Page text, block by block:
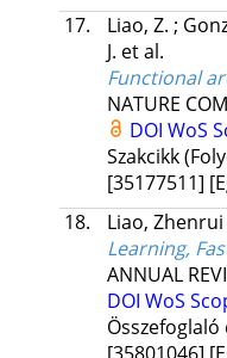
17.
Liao, Z. ;
J. et al.
Functional
NATURE
DOI WoS
Szakcikk
[35177511]
18.
Liao, Zhenrui
Learning,
ANNUAL
DOI WoS